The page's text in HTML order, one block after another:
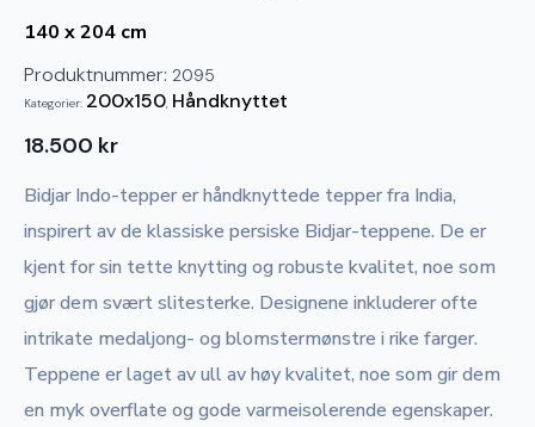
140 x 204 cm
Produktnummer: 2095
Kategorier: 200x150, Håndknyttet
18.500 kr
Bidjar Indo-tepper er håndknyttede tepper fra India,
inspirert av de klassiske persiske Bidjar-teppene. De er
kjent for sin tette knytting og robuste kvalitet, noe som
gjør dem svært slitesterke. Designene inkluderer ofte
intrikate medaljong- og blomstermønstre i rike farger.
Teppene er laget av ull av høy kvalitet, noe som gir dem
en myk overflate og gode varmeisolerende egenskaper.